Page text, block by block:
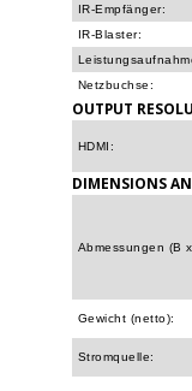
IR-Empfänger:
IR-Blaster:
Netzbuchse:
OUTPUT
HDMI:
DIMENSIONS
Abmessungen (B
Gewicht (netto):
Stromquelle: